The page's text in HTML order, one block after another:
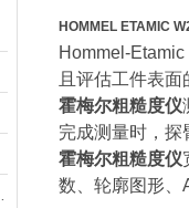
HOMMEL ETAMIC
Hommel-Etamic
且评估工件表
霍梅尔粗糙度仪
完成测量时，探
霍梅尔粗糙度仪
数、轮廓图形、